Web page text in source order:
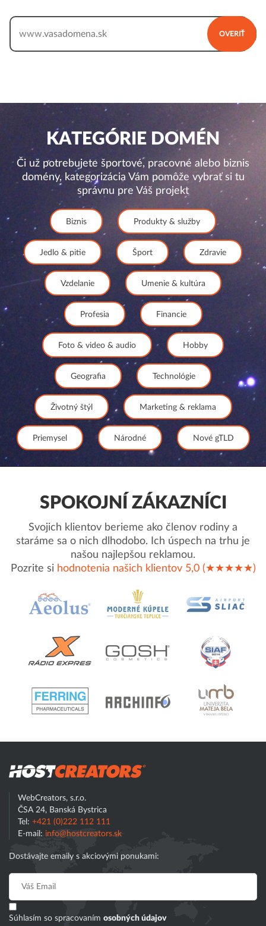
OVERIŤ
www.
KATEGÓRIE DOMÉN
Či už potrebujete športové, pracovné alebo biznis
domény, kategorizácia Vám pomôže vybrať si tu
správnu pre Váš projekt
Biznis Produkty & služby
Jedlo & pitie Šport Zdravie
Vzdelanie Umenie & kultúra
Profesia Financie
Foto & video & audio Hobby
Geografia Technológie
Životný štýl Marketing & reklama
Priemysel Národné Nové gTLD
SPOKOJNÍ ZÁKAZNÍCI
Svojich klientov berieme ako členov rodiny a
staráme sa o nich dlhodobo. Ich úspech na trhu je
našou najlepšou reklamou.
Pozrite si hodnotenia našich klientov 5,0 (★★★★★)
WebCreators, s.r.o.
ČSA 24, Banská Bystrica
Tel: +421 (0)222 112 111
E-mail: info@hostcreators.sk
Dostávajte emaily s akciovými ponukami:
Súhlasím so spracovaním osobných údajov